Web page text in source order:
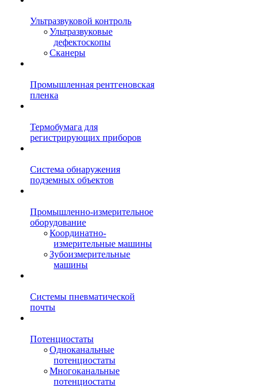
Ультразвуковой контроль
Ультразвуковые
дефектоскопы
Сканеры
Промышленная рентгеновская
пленка
Термобумага для
регистрирующих приборов
Система обнаружения
подземных объектов
Промышленно-измерительное
оборудование
Координатно-
измерительные машины
Зубоизмерительные
машины
Системы пневматической
почты
Потенциостаты
Одноканальные
потенциостаты
Многоканальные
потенциостаты